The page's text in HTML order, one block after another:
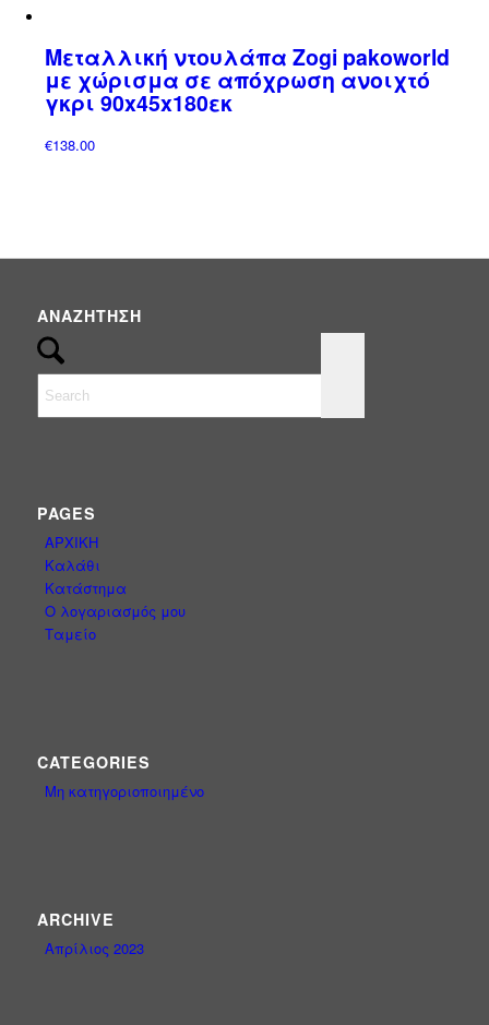
Έπιπλα(0)
ΟΜΠΡΕΛΕΣ(3)
Ομπρέλες Κήπου - Πισίνας - Βεράντας
ΠΑΝΙΑ & ΑΝΤΑΛΛΑΚΤΙΚΑ
Μεταλλική ντουλάπα Zogi pakoworld
με χώρισμα σε απόχρωση ανοιχτό
γκρι 90x45x180εκ
€138.00
ΑΝΑΖΉΤΗΣΗ
PAGES
ΑΡΧΙΚΗ
Καλάθι
Κατάστημα
Ο λογαριασμός μου
Ταμείο
CATEGORIES
Μη κατηγοριοποιημένο
ARCHIVE
Απρίλιος 2023